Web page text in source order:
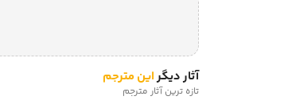
آثار دیگراین مترجم
تازه ترین آثار مترجم